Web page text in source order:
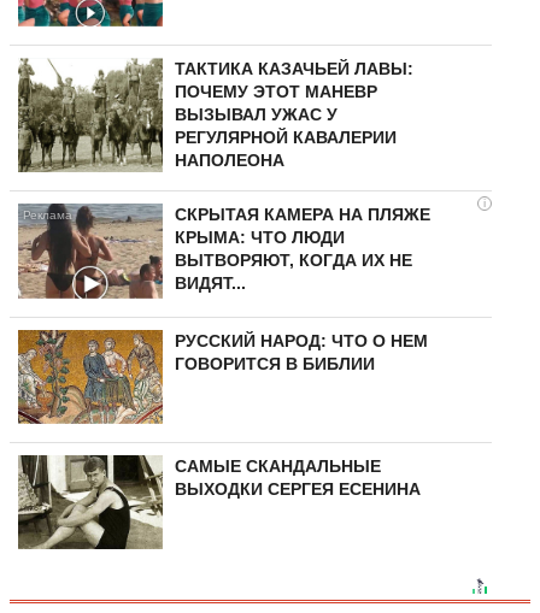
ТАКТИКА КАЗАЧЬЕЙ ЛАВЫ:
ПОЧЕМУ ЭТОТ МАНЕВР
ВЫЗЫВАЛ УЖАС У
РЕГУЛЯРНОЙ КАВАЛЕРИИ
НАПОЛЕОНА
i
СКРЫТАЯ КАМЕРА НА ПЛЯЖЕ
КРЫМА: ЧТО ЛЮДИ
ВЫТВОРЯЮТ, КОГДА ИХ НЕ
ВИДЯТ...
РУССКИЙ НАРОД: ЧТО О НЕМ
ГОВОРИТСЯ В БИБЛИИ
САМЫЕ СКАНДАЛЬНЫЕ
ВЫХОДКИ СЕРГЕЯ ЕСЕНИНА